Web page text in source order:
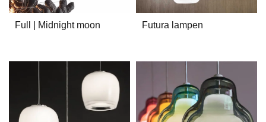
Full | Midnight moon Futura lampen